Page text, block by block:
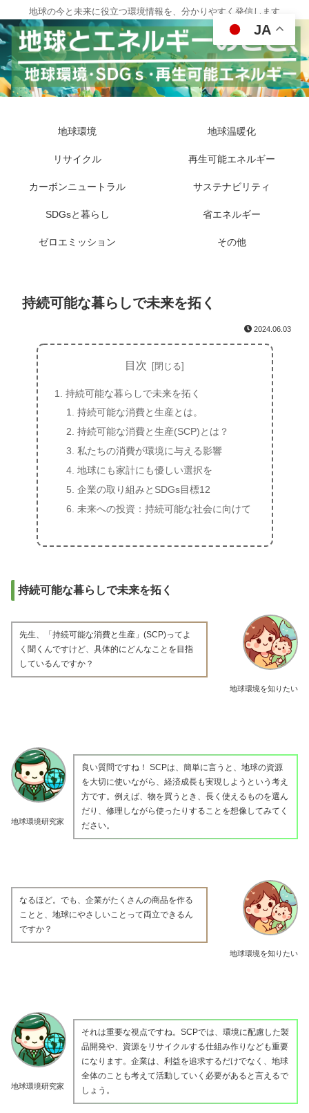
地球の今と未来に役立つ環境情報を、分かりやすく発信します
地球環境 地球温暖化
リサイクル 再生可能エネルギー
カーボンニュートラル サステナビリティ
SDGsと暮らし 省エネルギー
ゼロエミッション その他
持続可能な暮らしで未来を拓く
2024.06.03
目次
持続可能な暮らしで未来を拓く
持続可能な消費と生産とは。
持続可能な消費と生産(SCP)とは？
私たちの消費が環境に与える影響
地球にも家計にも優しい選択を
企業の取り組みとSDGs目標12
未来への投資：持続可能な社会に向けて
持続可能な暮らしで未来を拓く
地球環境を知りたい
先生、「持続可能な消費と生産」(SCP)ってよ
く聞くんですけど、具体的にどんなことを目指
しているんですか？
地球環境研究家
良い質問ですね！ SCPは、簡単に言うと、地球の資源
を大切に使いながら、経済成長も実現しようという考え
方です。例えば、物を買うとき、長く使えるものを選ん
だり、修理しながら使ったりすることを想像してみてく
ださい。
地球環境を知りたい
なるほど。でも、企業がたくさんの商品を作る
ことと、地球にやさしいことって両立できるん
ですか？
地球環境研究家
それは重要な視点ですね。SCPでは、環境に配慮した製
品開発や、資源をリサイクルする仕組み作りなども重要
になります。企業は、利益を追求するだけでなく、地球
全体のことも考えて活動していく必要があると言えるで
しょう。
JA